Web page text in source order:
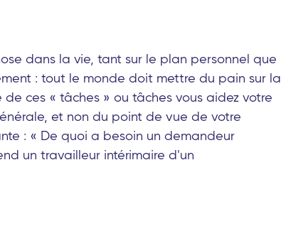
dans la vie, tant sur le plan personnel que
: tout le monde doit mettre du pain sur la
ces « tâches » ou tâches vous aidez votre
et non du point de vue de votre
: « De quoi a besoin un demandeur
un travailleur intérimaire d'un